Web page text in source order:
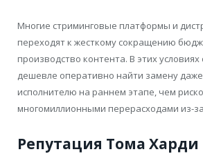
Многие стриминговые платформы и
переходят к жесткому сокращению
производство контента. В этих
дешевле оперативно найти замену
исполнителю на раннем этапе, чем
многомиллионными перерасходами из-
Репутация Тома